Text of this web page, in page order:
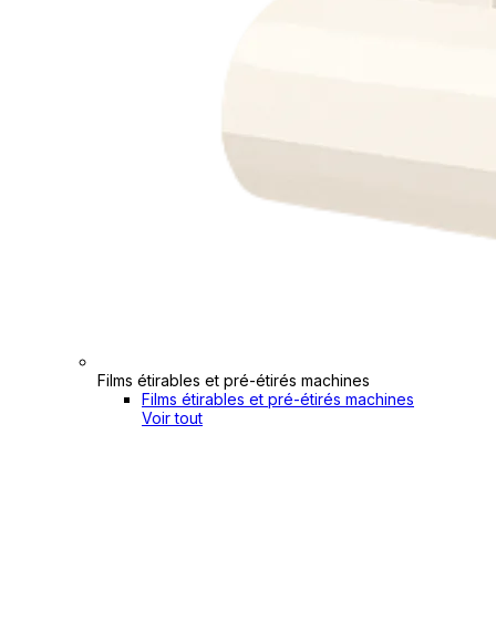
Films étirables et pré-étirés machines
Films étirables et pré-étirés machines
Voir tout